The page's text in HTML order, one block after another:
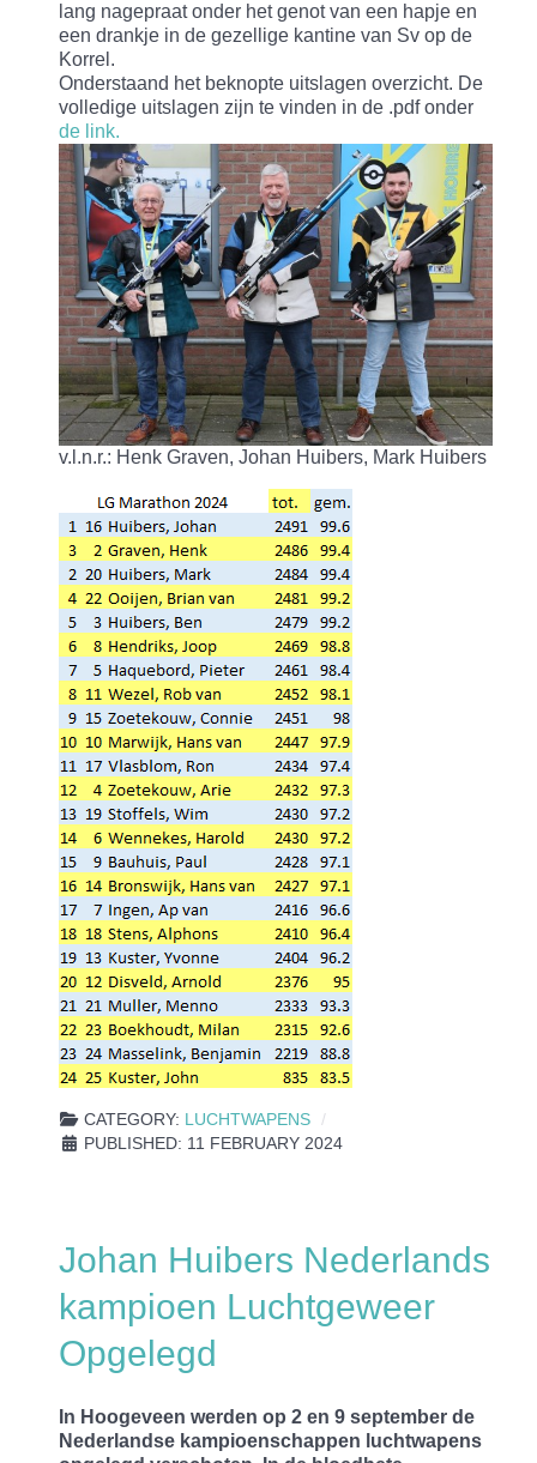
lang nagepraat onder het genot van een hapje en
een drankje in de gezellige kantine van Sv op de
Korrel.
Onderstaand het beknopte uitslagen overzicht. De
volledige uitslagen zijn te vinden in de .pdf onder
de link.
v.l.n.r.: Henk Graven, Johan Huibers, Mark Huibers
CATEGORY: LUCHTWAPENS
PUBLISHED: 11 FEBRUARY 2024
Johan Huibers Nederlands
kampioen Luchtgeweer
Opgelegd
In Hoogeveen werden op 2 en 9 september de
Nederlandse kampioenschappen luchtwapens